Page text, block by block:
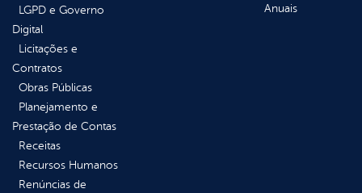
LGPD e Governo
Digital
Licitações e
Contratos
Obras Públicas
Planejamento e
Prestação de Contas
Receitas
Recursos Humanos
Renúncias de
Anuais